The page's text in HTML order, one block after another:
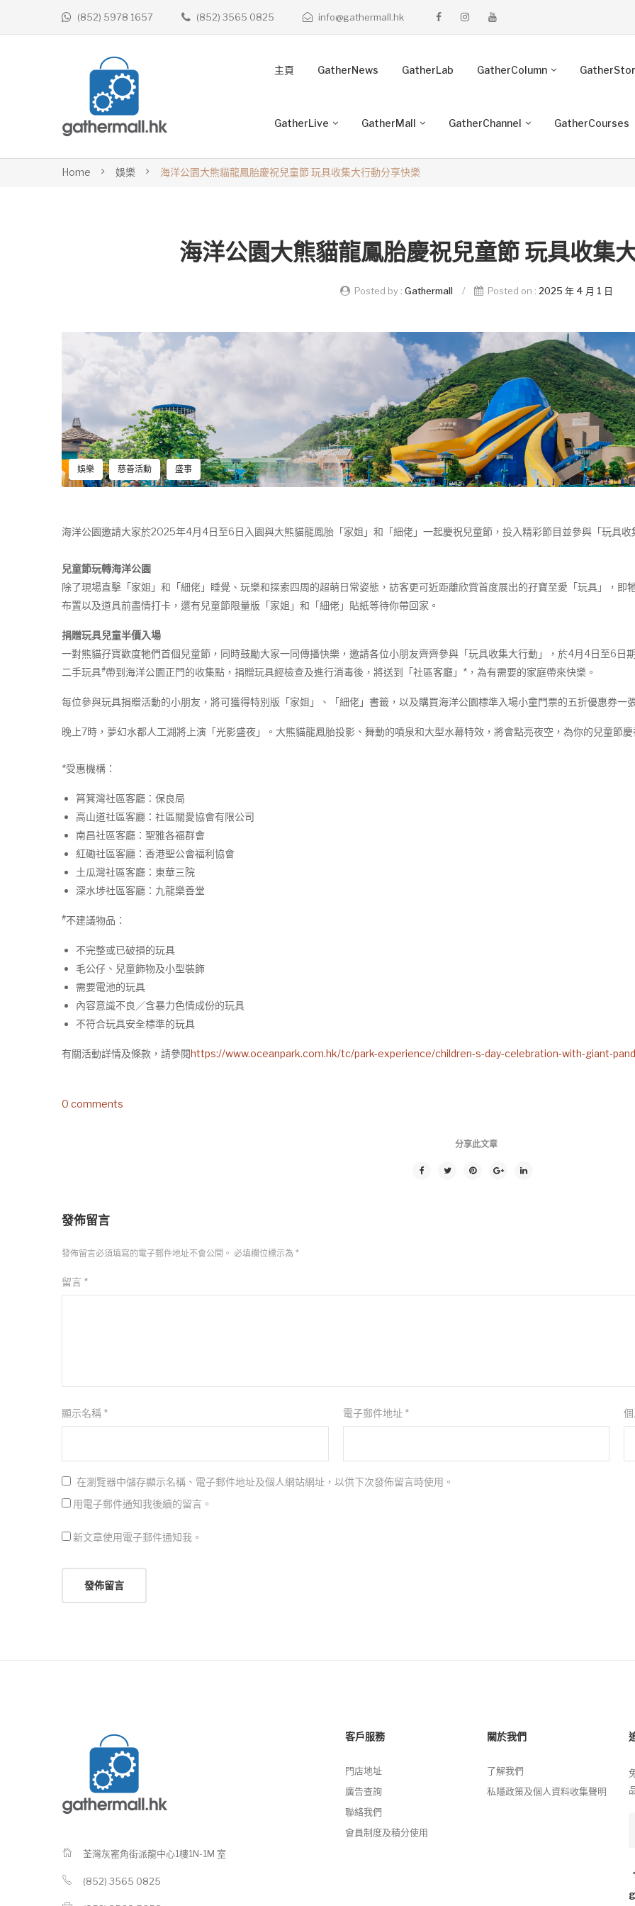
(852) 5978 1657 (852) 3565 0825 info@gathermall.hk
主頁 GatherNews GatherLab GatherColumn
GatherLive GatherMall GatherChannel GatherCourses
Home 娛樂 海洋公園大熊貓龍鳳胎慶祝兒童節 玩具收集大行動分享快樂
海洋公園大熊貓龍鳳胎慶祝兒童節 玩具收集
Posted by : Gathermall / Posted on : 2025 年 4 月 1 日
娛樂 慈善活動 盛事
海洋公園邀請大家於2025年4月4日至6日入園與大熊貓龍鳳胎「家姐」和「細佬」一起慶祝兒童節，投入精彩節目並參與「玩具收
兒童節玩轉海洋公園
除了現場直擊「家姐」和「細佬」睡覺、玩樂和探索四周的超萌日常姿態，訪客更可近距離欣賞首度展出的孖寶至愛「玩具」，
布置以及道具前盡情打卡，還有兒童節限量版「家姐」和「細佬」貼紙等待你帶回家。
捐贈玩具兒童半價入場
一對熊貓孖寶歡度牠們首個兒童節，同時鼓勵大家一同傳播快樂，邀請各位小朋友齊齊參與「玩具收集大行動」，於4月4日至6
二手玩具#帶到海洋公園正門的收集點，捐贈玩具經檢查及進行消毒後，將送到「社區客廳」*，為有需要的家庭帶來快樂。
每位參與玩具捐贈活動的小朋友，將可獲得特別版「家姐」、「細佬」書籤，以及購買海洋公園標準入場小童門票的五折優惠券一
晚上7時，夢幻水都人工湖將上演「光影盛夜」。大熊貓龍鳳胎投影、舞動的噴泉和大型水幕特效，將會點亮夜空，為你的兒童節慶
*受惠機構：
筲箕灣社區客廳：保良局
高山道社區客廳：社區關愛協會有限公司
南昌社區客廳：聖雅各福群會
紅磡社區客廳：香港聖公會福利協會
土瓜灣社區客廳：東華三院
深水埗社區客廳：九龍樂善堂
#不建議物品：
不完整或已破損的玩具
毛公仔、兒童飾物及小型裝飾
需要電池的玩具
內容意識不良／含暴力色情成份的玩具
不符合玩具安全標準的玩具
有關活動詳情及條款，請參閱https://www.oceanpark.com.hk/tc/park-experience/children-s-day-celebration-with-giant-
0 comments
分享此文章
發佈留言
發佈留言必須填寫的電子郵件地址不會公開。 必填欄位標示為 *
留言 *
顯示名稱 * 電子郵件地址 *
在瀏覽器中儲存顯示名稱、電子郵件地址及個人網站網址，以供下次發佈留言時使用。
用電子郵件通知我後續的留言。
新文章使用電子郵件通知我。
荃灣灰窰角街派龍中心1樓1N-1M 室
(852) 3565 0825
客戶服務
門店地址
廣告查詢
聯絡我們
會員制度及積分使用
關於我們
了解我們
私隱政策及個人資料收集聲明